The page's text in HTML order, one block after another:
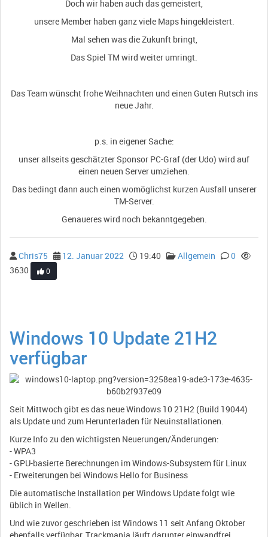
Doch wir haben auch das gemeistert,
unsere Member haben ganz viele Maps hingekleistert.
Mal sehen was die Zukunft bringt,
Das Spiel TM wird weiter umringt.
Das Team wünscht frohe Weihnachten und einen Guten Rutsch ins
neue Jahr.
p.s. in eigener Sache:
unser allseits geschätzter Sponsor PC-Graf (der Udo) wird auf
einen neuen Server umziehen.
Das bedingt dann auch einen womöglichst kurzen Ausfall unserer
TM-Server.
Genaueres wird noch bekanntgegeben.
Chris75 12. Januar 2022 19:40 Allgemein
0
3630
0
Windows 10 Update 21H2
verfügbar
Seit Mittwoch gibt es das neue Windows 10 21H2 (Build 19044)
als Update und zum Herunterladen für Neuinstallationen.
Kurze Info zu den wichtigsten Neuerungen/Änderungen:
- WPA3
- GPU-basierte Berechnungen im Windows-Subsystem für Linux
- Erweiterungen bei Windows Hello for Business
Die automatische Installation per Windows Update folgt wie
üblich in Wellen.
Und wie zuvor geschrieben ist Windows 11 seit Anfang Oktober